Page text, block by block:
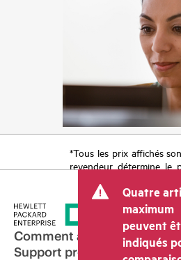
*Tous les prix affichés
revendeur détermine le
tels que la TVA ou les
et les frais
transaction déterminé
peut varier par
revendeurs et au prix
Quatre
maximum
peuvent
indiqués
Comment acheter
Support produit